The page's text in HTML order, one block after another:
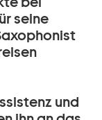
seine
und